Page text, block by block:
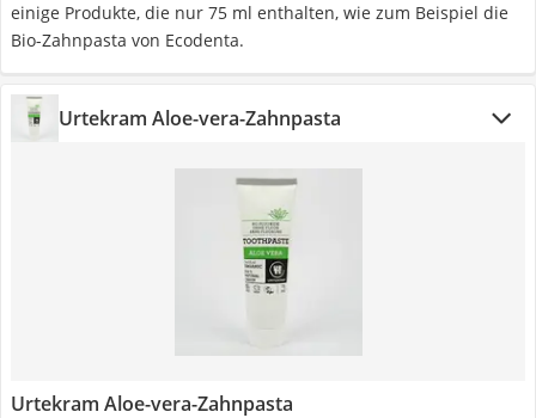
einige Produkte, die nur 75 ml enthalten, wie zum Beispiel die
Bio-Zahnpasta von Ecodenta.
Urtekram Aloe-vera-Zahnpasta
Urtekram Aloe-vera-Zahnpasta